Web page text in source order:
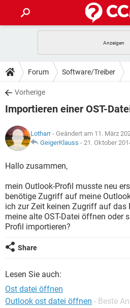
ANDROID IOS
WINDOWS 10
WHATSAPP
FACEBOOK
TIPPS & TRICKS
SPIELE
WHATSAPP
FACEBOOK
DOWNLOADS
SPIELE
ANDROID
WINDOWS 10
WHATSAPP
FORUM
SPIELE
ANDROID
WINDOWS 10
WHATSAPP
FACEBOOK
LEXIKON
SPIELE
WINDOWS 10
WHATSAPP
FACEBOOK
Forum Software/Treiber
Vorherige
Importieren einer OST-
Lotharr- Geändert am 11. März
GeigerKlauss - 21. Oktober
Hallo zusammen,
mein Outlook-Profil musste neu
benötige Zugriff auf meine
ich zur Zeit keinen Zugriff auf das
meine alte OST-Datei öffnen oder
Profil importieren?
Share
Lesen Sie auch:
Ost datei öffnen
Outlook ost datei öffnen - Beste